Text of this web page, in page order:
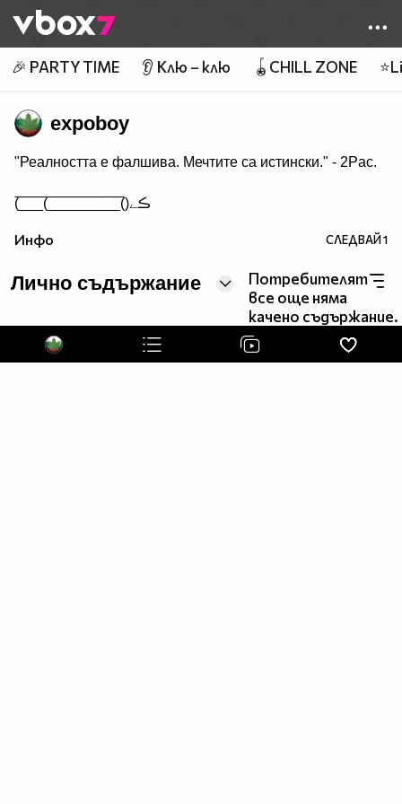
👾
🎉 PARTY TIME 👂 Клю – клю 🪀CHILL ZONE
expoboy
"Реалността е фалшива. Мечтите са истински." - 2Pac.
(̅_̅_̅_̅(̅_̅_̅_̅_̅_̅_̅_̅_̅̅_̅()ڪے
Инфо СЛЕДВАЙ1
Лично съдържание
Потребителят
все още няма
качено съдържание.